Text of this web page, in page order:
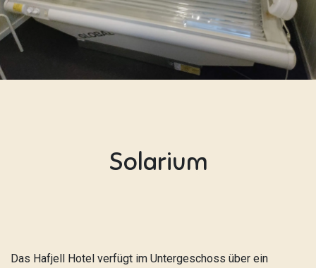
Solarium
Das Hafjell Hotel verfügt im Untergeschoss über ein